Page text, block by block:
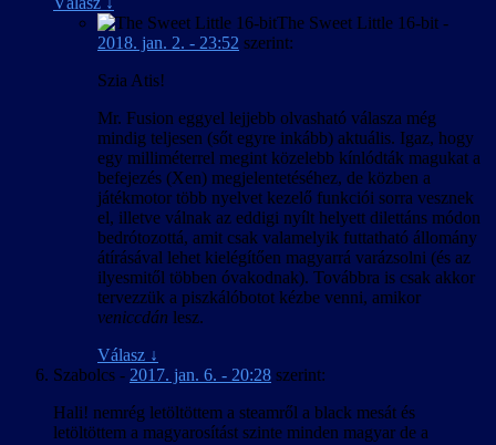
The Sweet Little 16-bit -
2018. jan. 2. - 23:52 szerint:
Szia Atis!
Mr. Fusion eggyel lejjebb olvasható válasza még
mindig teljesen (sőt egyre inkább) aktuális. Igaz, hogy
egy milliméterrel megint közelebb kínlódták magukat a
befejezés (Xen) megjelentetéséhez, de közben a
játékmotor több nyelvet kezelő funkciói sorra vesznek
el, illetve válnak az eddigi nyílt helyett dilettáns módon
bedrótozottá, amit csak valamelyik futtatható állomány
átírásával lehet kielégítően magyarrá varázsolni (és az
ilyesmitől többen óvakodnak). Továbbra is csak akkor
tervezzük a piszkálóbotot kézbe venni, amikor
veniccdán lesz.
Válasz ↓
Szabolcs - 2017. jan. 6. - 20:28 szerint:
Hali! nemrég letöltöttem a steamről a black mesát és
letöltöttem a magyarosítást szinte minden magyar de a